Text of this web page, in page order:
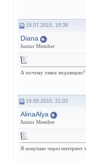
18.07.2015, 19:39
Diana
Junior Member
А почему такое недоверие?
18.09.2015, 21:02
АlinaАlya
Junior Member
Я покупаю через интернет